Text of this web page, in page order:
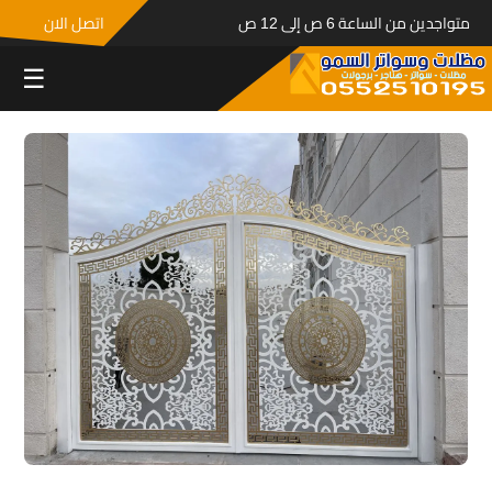
متواجدين من الساعة 6 ص إلى 12 ص اتصل الان
☰